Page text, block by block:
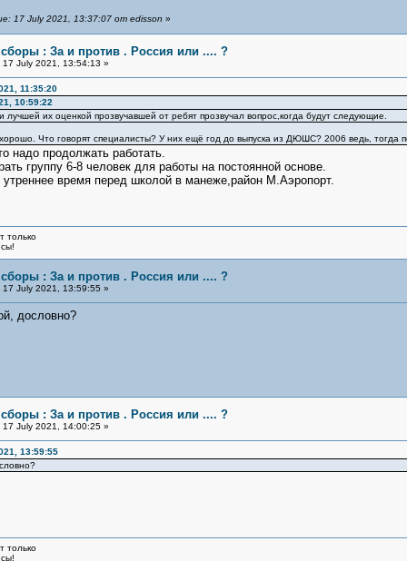
17 July 2021, 13:37:07 от edisson »
сборы : За и против . Россия или .... ?
17 July 2021, 13:54:13 »
11:35:20
10:59:22
их оценкой прозвучавшей от ребят прозвучал вопрос,когда будут следующие.
Что говорят специалисты? У них ещё год до выпуска из ДЮШС? 2006 ведь, тогда
надо продолжать работать.
группу 6-8 человек для работы на постоянной основе.
время перед школой в манеже,район М.Аэропорт.
только
сборы : За и против . Россия или .... ?
17 July 2021, 13:59:55 »
дословно?
сборы : За и против . Россия или .... ?
17 July 2021, 14:00:25 »
13:59:55
только